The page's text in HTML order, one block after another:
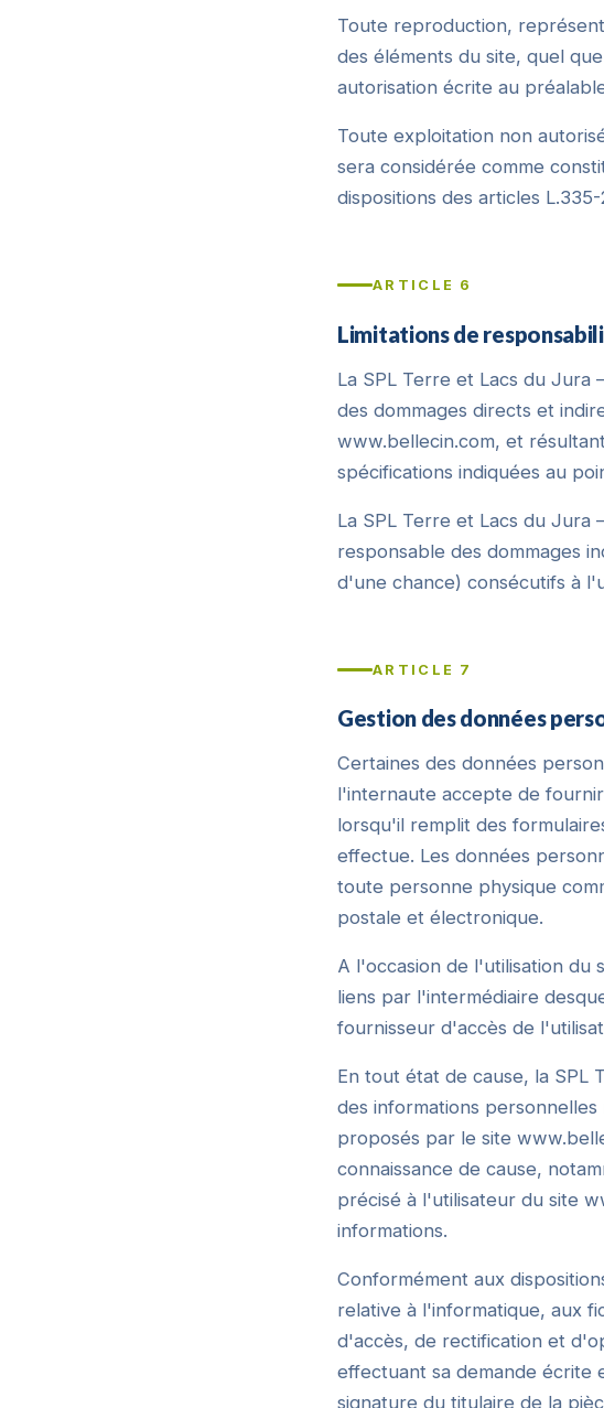
Toute reproduction,
des éléments du site, quel
autorisation écrite au
Toute exploitation non
sera considérée comme
dispositions des articles
ARTICLE 6
Limitations de
La SPL Terre et Lacs du
des dommages directs et
www.bellecin.com, et
spécifications indiquées au
La SPL Terre et Lacs du
responsable des dommages
d'une chance) consécutifs à
ARTICLE 7
Gestion des données
Certaines des données
l'internaute accepte de
lorsqu'il remplit des
effectue. Les données
toute personne physique
postale et électronique.
A l'occasion de l'utilisation du
liens par l'intermédiaire
fournisseur d'accès de
En tout état de cause, la SPL
des informations
proposés par le site
connaissance de cause,
précisé à l'utilisateur du site
informations.
Conformément aux
relative à l'informatique, aux
d'accès, de rectification et
effectuant sa demande écrite
signature du titulaire de la